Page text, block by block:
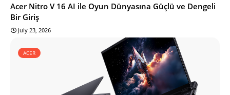
Acer Nitro V 16 AI ile Oyun Dünyasına Güçlü ve Dengeli
Bir Giriş
July 23, 2026
ACER